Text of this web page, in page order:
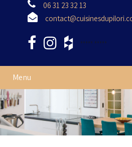
06 31 23 32 13
••••• •••••
Menu